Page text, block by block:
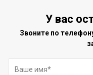
У вас
Звоните по